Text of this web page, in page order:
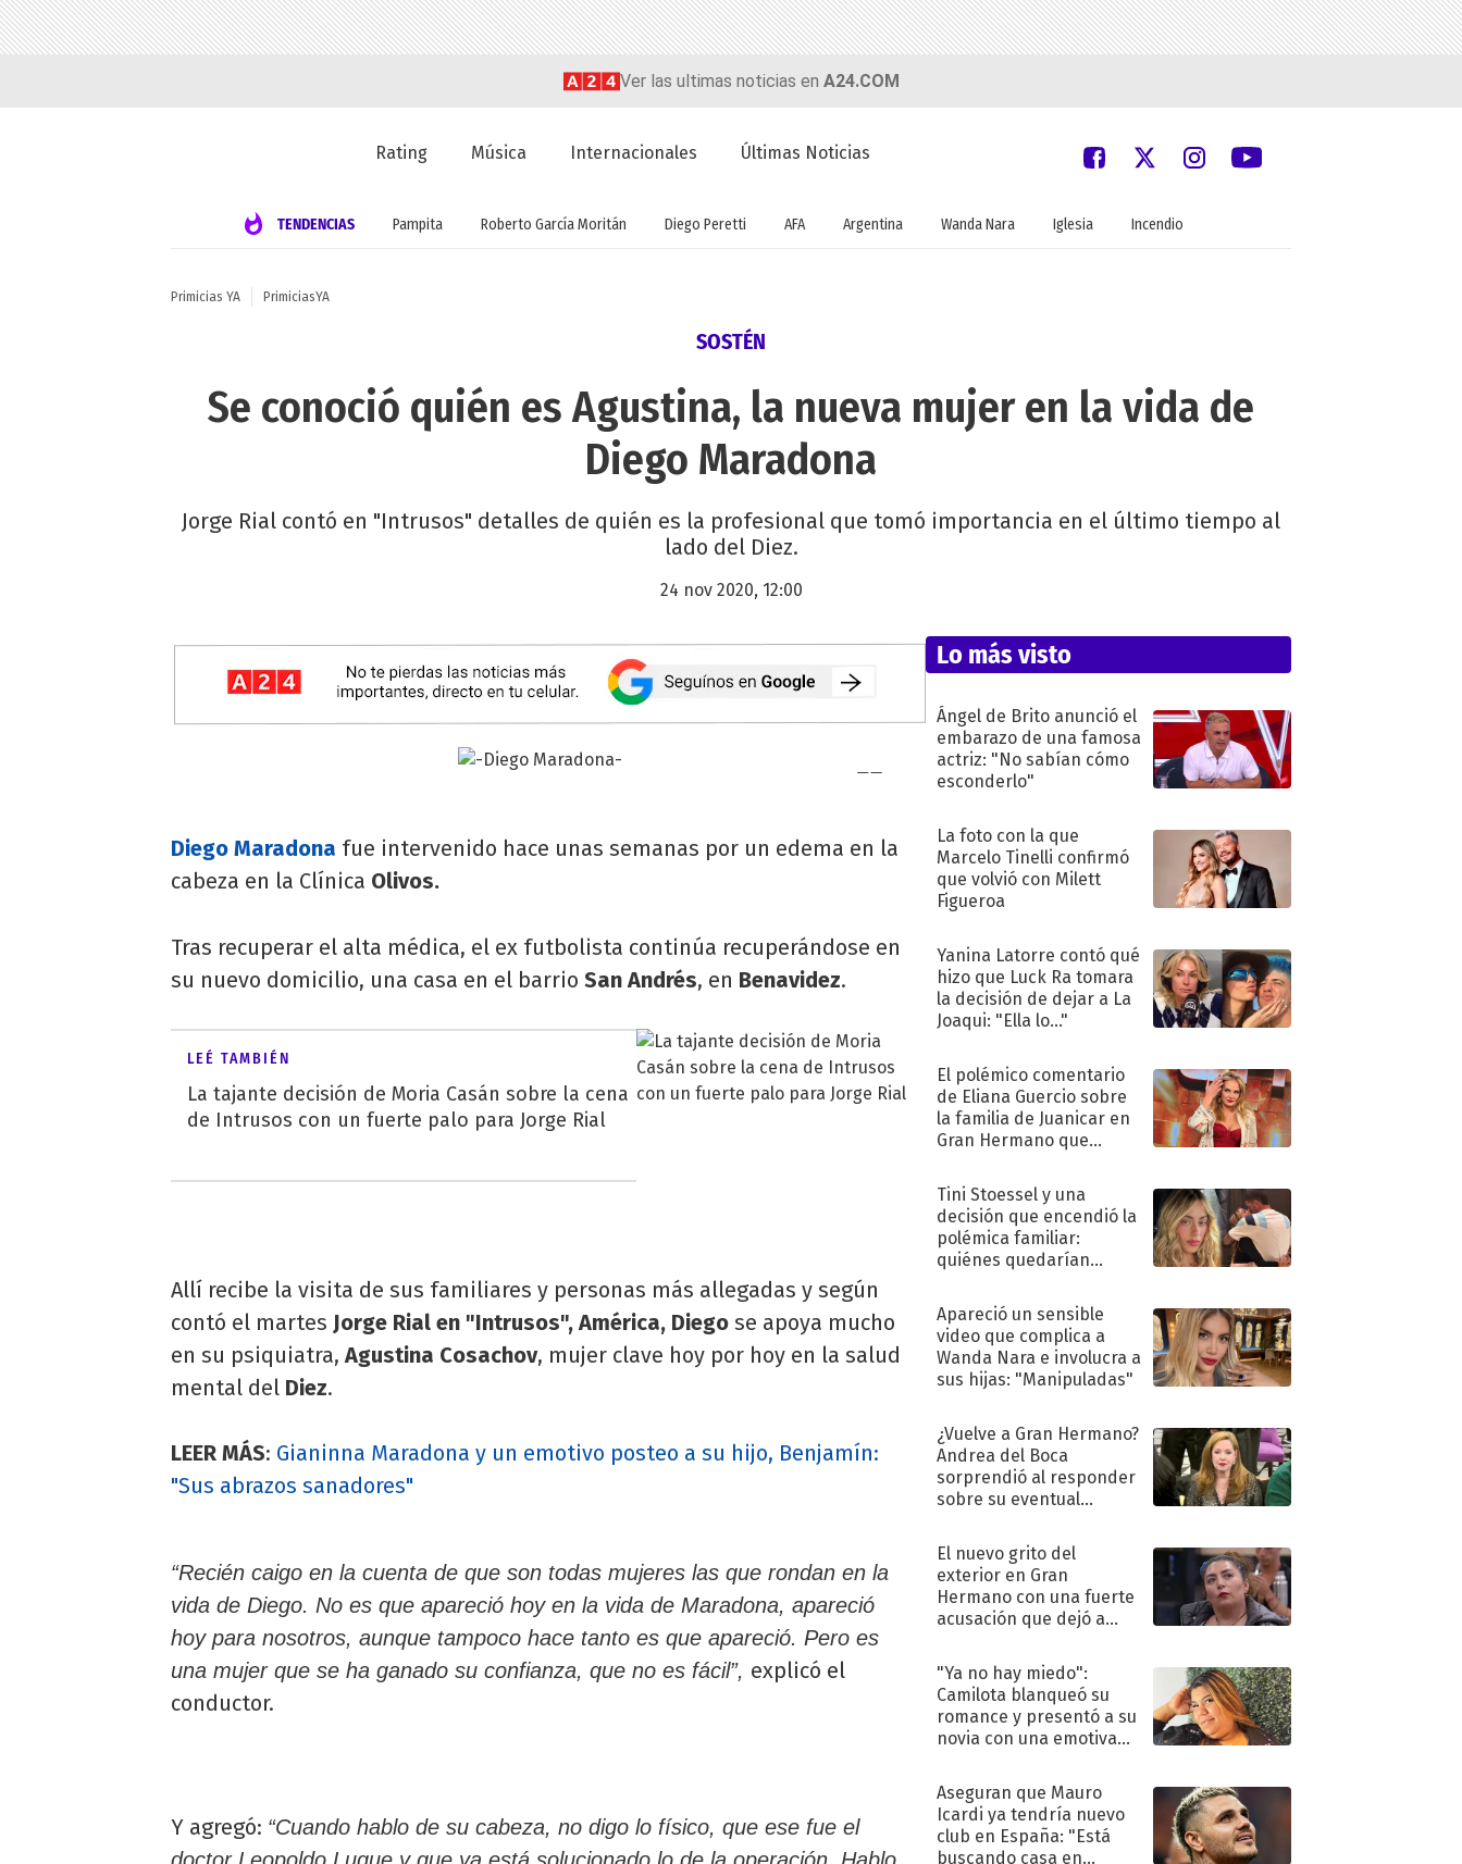
Ver las ultimas noticias en A24.COM
Rating Música Internacionales Últimas Noticias
TENDENCIAS Pampita Roberto García Moritán Diego Peretti AFA Argentina Wanda Nara Iglesia Incendio
Primicias YA PrimiciasYA
SOSTÉN
Se conoció quién es Agustina, la nueva mujer en la vida de
Diego Maradona
Jorge Rial contó en "Intrusos" detalles de quién es la profesional que tomó importancia en el último tiempo al
lado del Diez.
24 nov 2020, 12:00
Diego Maradona fue intervenido hace unas semanas por un edema en la
cabeza en la Clínica Olivos.
Tras recuperar el alta médica, el ex futbolista continúa recuperándose en
su nuevo domicilio, una casa en el barrio San Andrés, en Benavidez.
LEÉ TAMBIÉN
La tajante decisión de Moria Casán sobre la cena
de Intrusos con un fuerte palo para Jorge Rial
Allí recibe la visita de sus familiares y personas más allegadas y según
contó el martes Jorge Rial en "Intrusos", América, Diego se apoya mucho
en su psiquiatra,Agustina Cosachov, mujer clave hoy por hoy en la salud
mental del Diez.
LEER MÁS: Gianinna Maradona y un emotivo posteo a su hijo, Benjamín:
"Sus abrazos sanadores"
“Recién caigo en la cuenta de que son todas mujeres las que rondan en la
vida de Diego. No es que apareció hoy en la vida de Maradona, apareció
hoy para nosotros, aunque tampoco hace tanto es que apareció. Pero es
una mujer que se ha ganado su confianza, que no es fácil”, explicó el
conductor.
Y agregó: “Cuando hablo de su cabeza, no digo lo físico, que ese fue el
Lo más visto
Ángel de Brito anunció el
embarazo de una famosa
actriz: "No sabían cómo
esconderlo"
La foto con la que
Marcelo Tinelli confirmó
que volvió con Milett
Figueroa
Yanina Latorre contó qué
hizo que Luck Ra tomara
la decisión de dejar a La
Joaqui: "Ella lo..."
El polémico comentario
de Eliana Guercio sobre
la familia de Juanicar en
Gran Hermano que
Tini Stoessel y una
decisión que encendió la
polémica familiar:
quiénes quedarían
Apareció un sensible
video que complica a
Wanda Nara e involucra a
sus hijas: "Manipuladas"
¿Vuelve a Gran Hermano?
Andrea del Boca
sorprendió al responder
sobre su eventual
El nuevo grito del
exterior en Gran
Hermano con una fuerte
acusación que dejó a
"Traidora"
"Ya no hay miedo":
Camilota blanqueó su
romance y presentó a su
novia con una emotiva
Aseguran que Mauro
Icardi ya tendría nuevo
club en España: "Está
buscando casa en